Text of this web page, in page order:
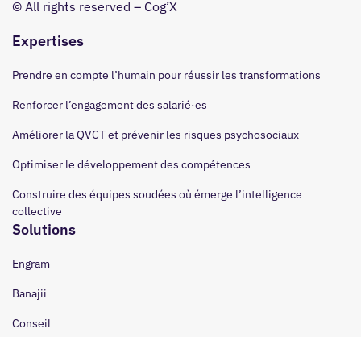
© All rights reserved – Cog’X
Expertises
Prendre en compte l’humain pour réussir les transformations
Renforcer l’engagement des salarié·es
Améliorer la QVCT et prévenir les risques psychosociaux
Optimiser le développement des compétences
Construire des équipes soudées où émerge l’intelligence
collective
Solutions
Engram
Banajii
Conseil